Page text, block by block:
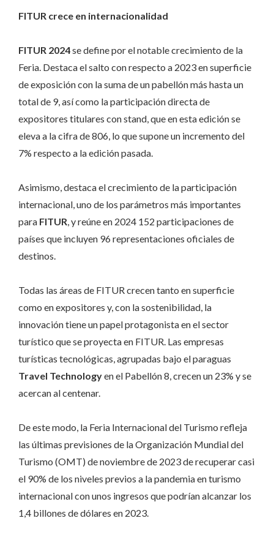
FITUR crece en internacionalidad
FITUR 2024se define por el notable crecimiento de la
Feria. Destaca el salto con respecto a 2023 en superficie
de exposición con la suma de un pabellón más hasta un
total de 9, así como la participación directa de
expositores titulares con stand, que en esta edición se
eleva a la cifra de 806, lo que supone un incremento del
7% respecto a la edición pasada.
Asimismo, destaca el crecimiento de la participación
internacional, uno de los parámetros más importantes
para FITUR , y reúne en 2024 152 participaciones de
países que incluyen 96 representaciones oficiales de
destinos.
Todas las áreas de FITUR crecen tanto en superficie
como en expositores y, con la sostenibilidad, la
innovación tiene un papel protagonista en el sector
turístico que se proyecta en FITUR. Las empresas
turísticas tecnológicas, agrupadas bajo el paraguas
Travel Technologyen el Pabellón 8, crecen un 23% y se
acercan al centenar.
De este modo, la Feria Internacional del Turismo refleja
las últimas previsiones de la Organización Mundial del
Turismo (OMT) de noviembre de 2023 de recuperar casi
el 90% de los niveles previos a la pandemia en turismo
internacional con unos ingresos que podrían alcanzar los
1,4 billones de dólares en 2023.